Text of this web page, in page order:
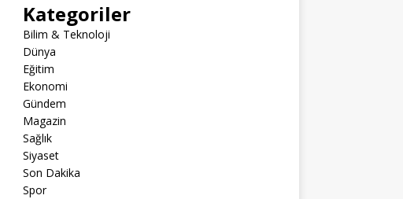
Kategoriler
Bilim & Teknoloji
Dünya
Eğitim
Ekonomi
Gündem
Magazin
Sağlık
Siyaset
Son Dakika
Spor